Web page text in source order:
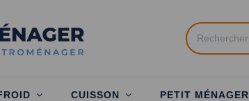
CUISSON PETIT MÉNAGER